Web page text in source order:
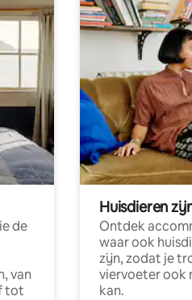
de
van
tot
Huisdieren
Ontdek
waar ook
zijn, zodat je
viervoeter ook
kan.